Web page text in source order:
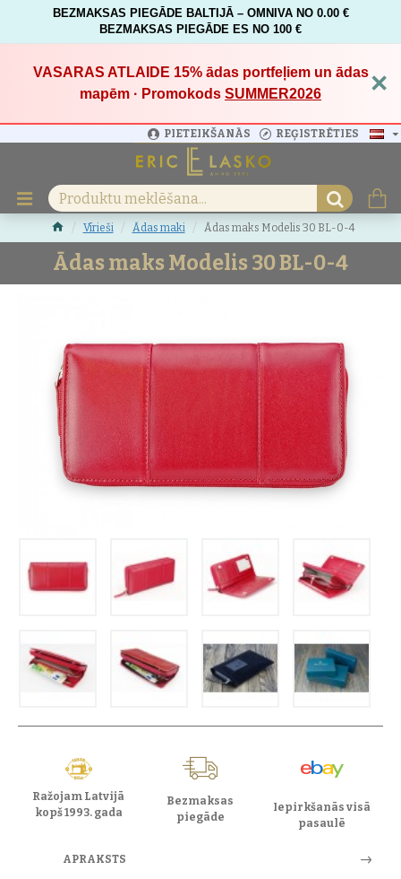
BEZMAKSAS PIEGĀDE BALTIJĀ – OMNIVA NO 0.00 €
BEZMAKSAS PIEGĀDE ES NO 100 €
VASARAS ATLAIDE 15%ādas portfeļiem un ādas
mapēm · Promokods SUMMER2026 ×
PIETEIKŠANĀS REĢISTRĒTIES
Vīrieši Ādas maki Ādas maks Modelis 30 BL-0-4
Ādas maks Modelis 30 BL-0-4
Ražojam Latvijā
kopš 1993. gada
Bezmaksas
piegāde
Iepirkšanās visā
pasaulē
APRAKSTS